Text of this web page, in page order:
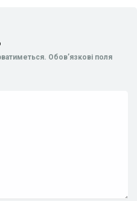
Обов’язкові поля